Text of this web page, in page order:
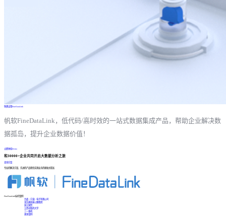
免费试用FineDataLink
帆软FineDataLink，低代码/高时效的一站式数据集成产品，帮助企业解决数
据孤岛，提升企业数据价值！
立即体验Demo
和30000+企业共同开启大数据分析之旅
咨询方案
专业的解决方案、先进的产品帮您实现业务的爆发式增长
FineDataLink标杆案例
台晶（宁波）电子有限公司
某交通高速公路集团
浙江国贸
江西中医药大学
三一重机
更多案例